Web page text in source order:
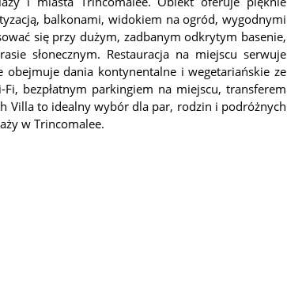
balkonami, widokiem na ogród, wygodnymi
się przy dużym, zadbanym odkrytym basenie,
słonecznym. Restauracja na miejscu serwuje
dania kontynentalne i wegetariańskie ze
bezpłatnym parkingiem na miejscu, transferem
Villa to idealny wybór dla par, rodzin i podróżnych
w Trincomalee.